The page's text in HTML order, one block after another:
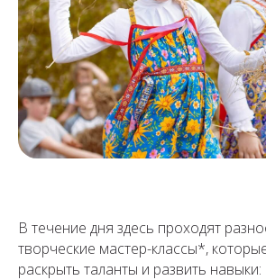
В течение дня здесь проходят
творческие мастер-классы*,
раскрыть таланты и развить навыки: